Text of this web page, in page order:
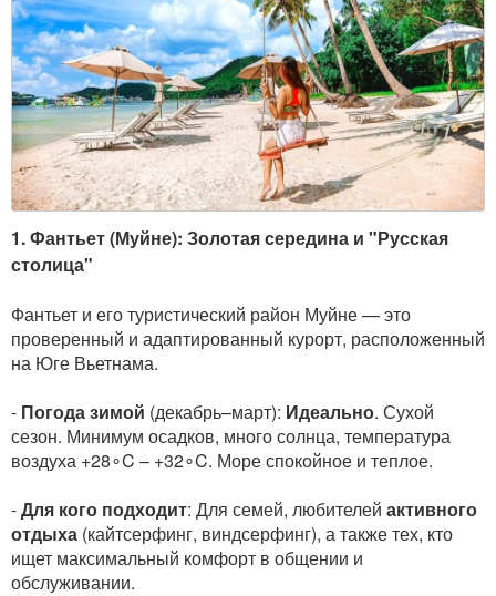
1. Фантьет (Муйне): Золотая середина и "Русская
столица"
Фантьет и его туристический район Муйне — это
проверенный и адаптированный курорт, расположенный
на Юге Вьетнама.
- Погода зимой (декабрь–март): Идеально. Сухой
сезон. Минимум осадков, много солнца, температура
воздуха +28∘C – +32∘C. Море спокойное и теплое.
-Для кого подходит: Для семей, любителей активного
отдыха (кайтсерфинг, виндсерфинг), а также тех, кто
ищет максимальный комфорт в общении и
обслуживании.